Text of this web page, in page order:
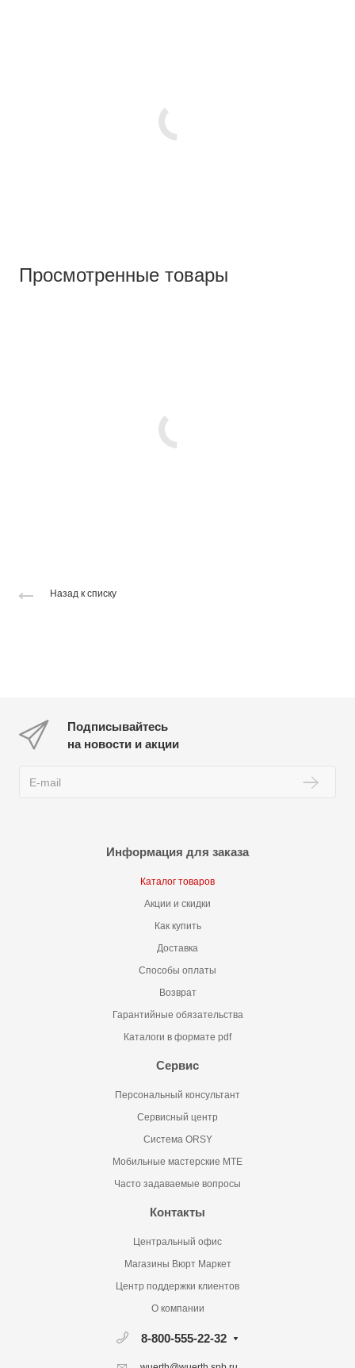
Просмотренные товары
Назад к списку
Подписывайтесь
на новости и акции
Информация для заказа
Каталог товаров
Акции и скидки
Как купить
Доставка
Способы оплаты
Возврат
Гарантийные обязательства
Каталоги в формате pdf
Сервис
Персональный консультант
Сервисный центр
Система ORSY
Мобильные мастерские MTE
Часто задаваемые вопросы
Контакты
Центральный офис
Магазины Вюрт Маркет
Центр поддержки клиентов
О компании
8-800-555-22-32